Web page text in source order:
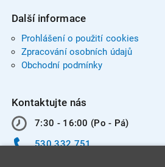
Další informace
Prohlášení o použití cookies
Zpracování osobních údajů
Obchodní podmínky
Kontaktujte nás
7:30 - 16:00 (Po - Pá)
530 332 751